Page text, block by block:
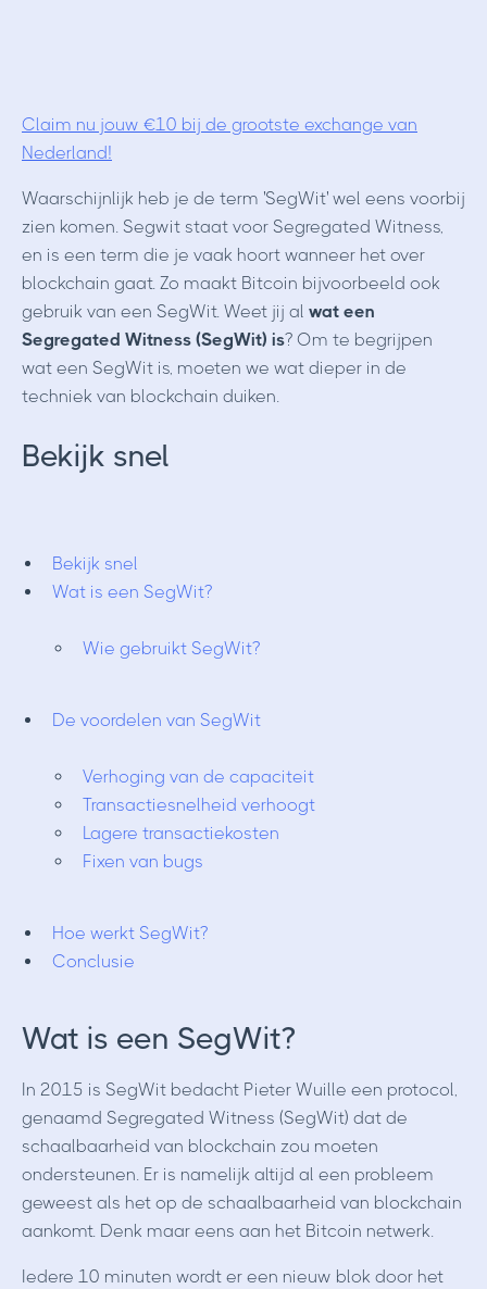
Claim nu jouw €10 bij de grootste exchange van
Nederland!
Waarschijnlijk heb je de term 'SegWit' wel eens voorbij
zien komen. Segwit staat voor Segregated Witness,
en is een term die je vaak hoort wanneer het over
blockchain gaat. Zo maakt Bitcoin bijvoorbeeld ook
gebruik van een SegWit. Weet jij al wat een
Segregated Witness (SegWit) is? Om te begrijpen
wat een SegWit is, moeten we wat dieper in de
techniek van blockchain duiken.
Bekijk snel
Bekijk snel
Wat is een SegWit?
Wie gebruikt SegWit?
De voordelen van SegWit
Verhoging van de capaciteit
Transactiesnelheid verhoogt
Lagere transactiekosten
Fixen van bugs
Hoe werkt SegWit?
Conclusie
Wat is een SegWit?
In 2015 is SegWit bedacht Pieter Wuille een protocol,
genaamd Segregated Witness (SegWit) dat de
schaalbaarheid van blockchain zou moeten
ondersteunen. Er is namelijk altijd al een probleem
geweest als het op de schaalbaarheid van blockchain
aankomt. Denk maar eens aan het Bitcoin netwerk.
Iedere 10 minuten wordt er een nieuw blok door het